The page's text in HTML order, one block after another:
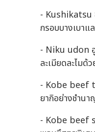
- Kushikatsu
กรอบบางเบา
- Niku udon
ละเมียดละไมด้
- Kobe beef
ยากิอย่างชำน
- Kobe beef